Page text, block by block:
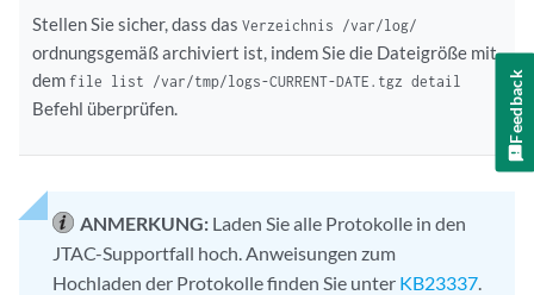
Stellen Sie sicher, dass dasVerzeichnis /var/log/
ordnungsgemäß archiviert ist, indem Sie die Dateigröße mit
demfile list /var/tmp/logs-CURRENT-DATE.tgz detail
Befehl überprüfen.
ANMERKUNG: Laden Sie alle Protokolle in den
JTAC-Supportfall hoch. Anweisungen zum
Hochladen der Protokolle finden Sie unter KB23337.
Feedback